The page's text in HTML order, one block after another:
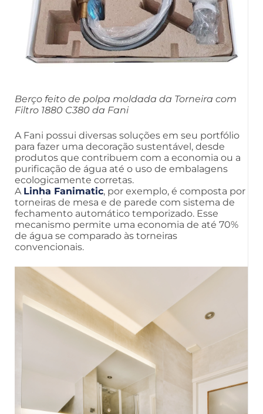
Berço feito de polpa moldada da Torneira com
Filtro 1880 C380 da Fani
A Fani possui diversas soluções em seu portfólio
para fazer uma decoração sustentável, desde
produtos que contribuem com a economia ou a
purificação de água até o uso de embalagens
ecologicamente corretas.
A Linha Fanimatic, por exemplo, é composta por
torneiras de mesa e de parede com sistema de
fechamento automático temporizado. Esse
mecanismo permite uma economia de até 70%
de água se comparado às torneiras
convencionais.